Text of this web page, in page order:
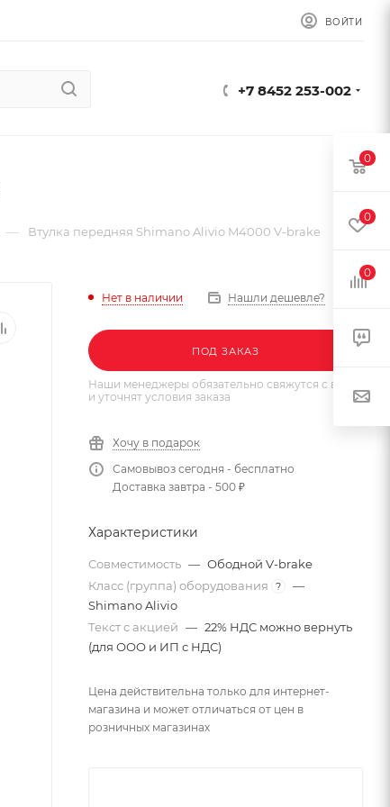
ВОЙТИ
+7 8452 253-002
— Втулка передняя Shimano Alivio M4000 V-brake
Нет в наличии Нашли дешевле?
ПОД ЗАКАЗ
Наши менеджеры обязательно свяжутся с вами
и уточнят условия заказа
Хочу в подарок
Самовывоз сегодня - бесплатно
Доставка завтра - 500 ₽
Характеристики
Совместимость — Ободной V-brake
Класс (группа) оборудования
?
—
Shimano Alivio
Текст с акцией — 22% НДС можно вернуть
(для ООО и ИП с НДС)
Цена действительна только для интернет-
магазина и может отличаться от цен в
розничных магазинах
0
0
0